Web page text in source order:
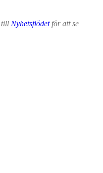
till Nyhetsflödetför att se